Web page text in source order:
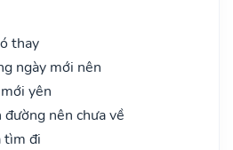
thay
ngày mới nên
yên
nên chưa về
tìm đi